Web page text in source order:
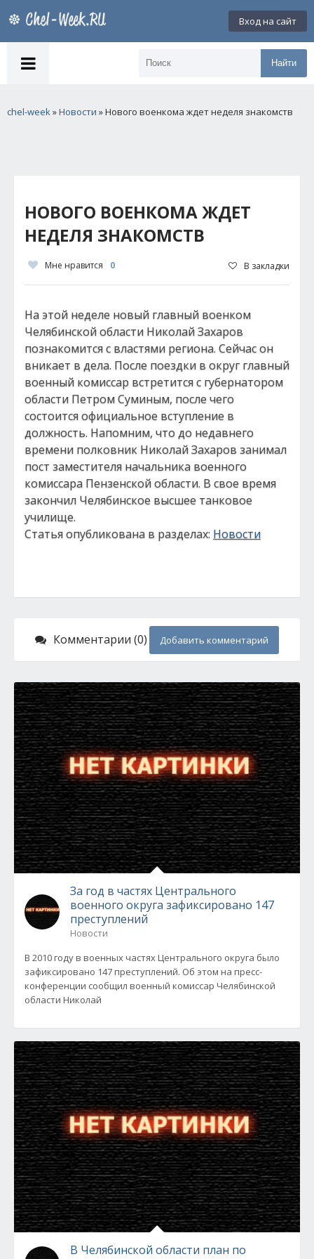
Вход на сайт
Найти
chel-week»Новости » Нового военкома ждет неделя знакомств
НОВОГО ВОЕНКОМА ЖДЕТ
НЕДЕЛЯ ЗНАКОМСТВ
Мне нравится 0 В закладки
На этой неделе новый главный военком
Челябинской области Николай Захаров
познакомится с властями региона. Сейчас он
вникает в дела. После поездки в округ главный
военный комиссар встретится с губернатором
области Петром Суминым, после чего
состоится официальное вступление в
должность. Напомним, что до недавнего
времени полковник Николай Захаров занимал
пост заместителя начальника военного
комиссара Пензенской области. В свое время
закончил Челябинское высшее танковое
училище.
Статья опубликована в разделах: Новости
Комментарии (0) Добавить комментарий
За год в частях Центрального
военного округа зафиксировано 147
преступлений
Новости
В 2010 году в военных частях Центрального округа было
зафиксировано 147 преступлений. Об этом на пресс-
конференции сообщил военный комиссар Челябинской
области Николай
В Челябинской области план по